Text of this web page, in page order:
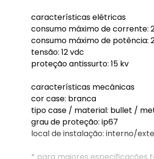
características elétricas
consumo máximo de corrente:
consumo máximo de potência:
tensão: 12 vdc
proteção antissurto: 15 kv
características mecânicas
cor case: branca
tipo case / material: bullet /
grau de proteção: ip67
local de instalação: interno/